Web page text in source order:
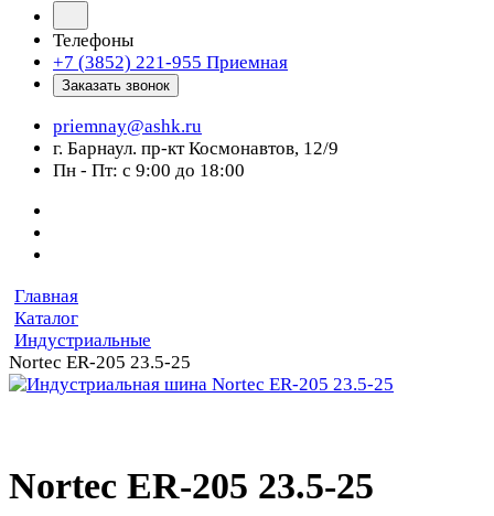
Телефоны
+7 (3852) 221-955 Приемная
Заказать звонок
priemnay@ashk.ru
г. Барнаул. пр-кт Космонавтов, 12/9
Пн - Пт: с 9:00 до 18:00
Главная
Каталог
Индустриальные
Nortec ER-205 23.5-25
Nortec ER-205 23.5-25